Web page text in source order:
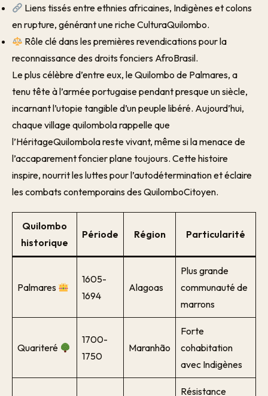
Liens tissés entre ethnies africaines, Indigènes et colons
en rupture, générant une riche CulturaQuilombo.
Rôle clé dans les premières revendications pour la
reconnaissance des droits fonciers AfroBrasil.
Le plus célèbre d’entre eux, le Quilombo de Palmares, a
tenu tête à l’armée portugaise pendant presque un siècle,
incarnant l’utopie tangible d’un peuple libéré. Aujourd’hui,
chaque village quilombola rappelle que
l’HéritageQuilombola reste vivant, même si la menace de
l’accaparement foncier plane toujours. Cette histoire
inspire, nourrit les luttes pour l’autodétermination et éclaire
les combats contemporains des QuilomboCitoyen.
Quilombo
historique
Période Région Particularité
Palmares
1605-
1694
Alagoas
Plus grande
communauté de
marrons
Quariteré
1700-
1750
Maranhão
Forte
cohabitation
avec Indigènes
Résistance